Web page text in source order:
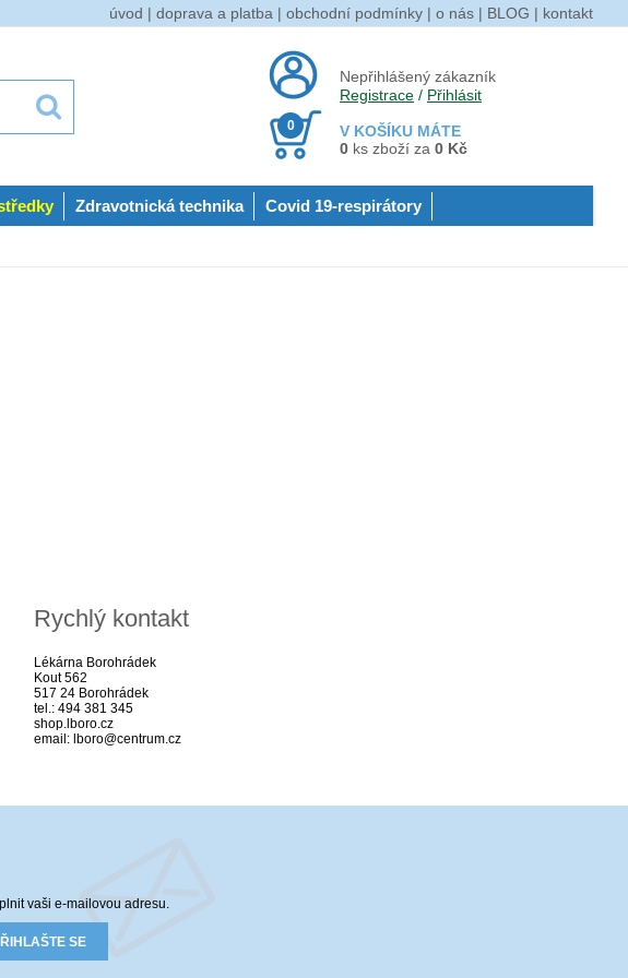
úvod | doprava a platba | obchodní podmínky | o nás | BLOG | kontakt
Nepřihlášený zákazník
Registrace / Přihlásit
V KOŠÍKU MÁTE
0
0 ks zboží za 0 Kč
Zdravotnická technika Covid 19-respirátory
Rychlý kontakt
Lékárna Borohrádek
Kout 562
517 24 Borohrádek
tel.: 494 381 345
shop.lboro.cz
email: lboro@centrum.cz
vaši e-mailovou adresu.